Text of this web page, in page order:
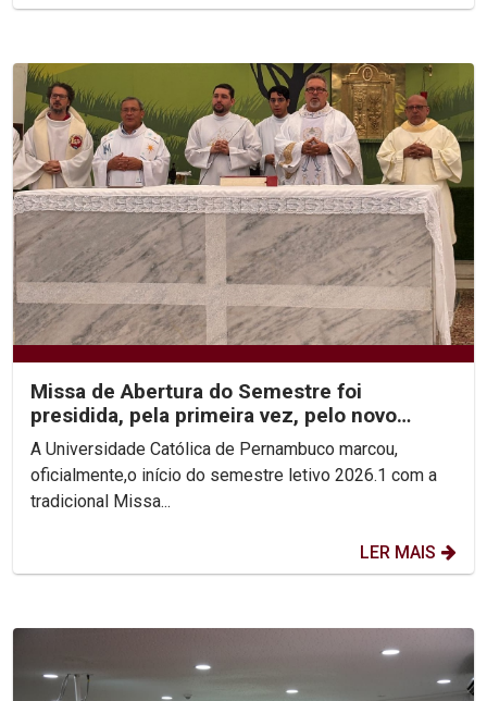
Missa de Abertura do Semestre foi
presidida, pela primeira vez, pelo novo
Reitor, Pe. Carlos Fritzen
A Universidade Católica de Pernambuco marcou,
oficialmente,o início do semestre letivo 2026.1 com a
tradicional Missa...
LER MAIS